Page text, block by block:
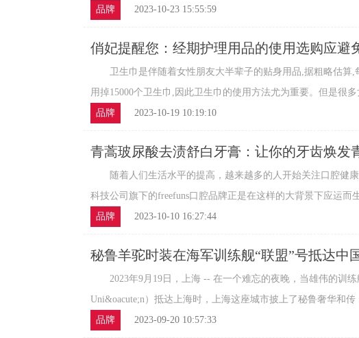
品牌
2023-10-23 15:55:59
俏妃提醒您：经期护理用品的使用选购应避
卫生巾是伴随着女性朋友大半辈子的贴身用品,据粗略估算,
用掉15000个卫生巾,因此卫生巾的使用方法尤为重要。但是很多
品牌
2023-10-19 10:19:10
青蒿玻尿酸去渍舒白牙膏：让你的牙齿焕发
随着人们生活水平的提高，越来越多的人开始关注口腔健康
科技公司旗下的freefuns口腔品牌正是在这样的大背景下应运而
品牌
2023-10-10 16:27:44
秘鲁羊驼时装在海军训练舰“联盟”号抵达中
2023年9月19日，上海 -- 在一个难忘的夜晚，当雄伟的训练
Uni&oacute;n）抵达上海时，上海这座城市披上了秘鲁奢华和传
品牌
2023-09-20 10:57:33